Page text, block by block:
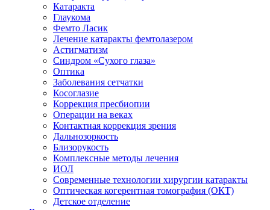
Катаракта
Глаукома
Фемто Ласик
Лечение катаракты фемтолазером
Астигматизм
Синдром «Сухого глаза»
Оптика
Заболевания сетчатки
Косоглазие
Коррекция пресбиопии
Операции на веках
Контактная коррекция зрения
Дальнозоркость
Близорукость
Комплексные методы лечения
ИОЛ
Современные технологии хирургии катаракты
Оптическая когерентная томография (ОКТ)
Детское отделение